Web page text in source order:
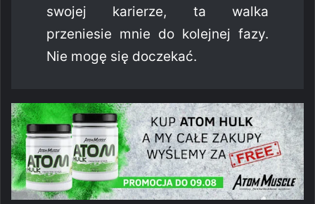
swojej karierze, ta walka
przeniesie mnie do kolejnej fazy.
Nie mogę się doczekać.